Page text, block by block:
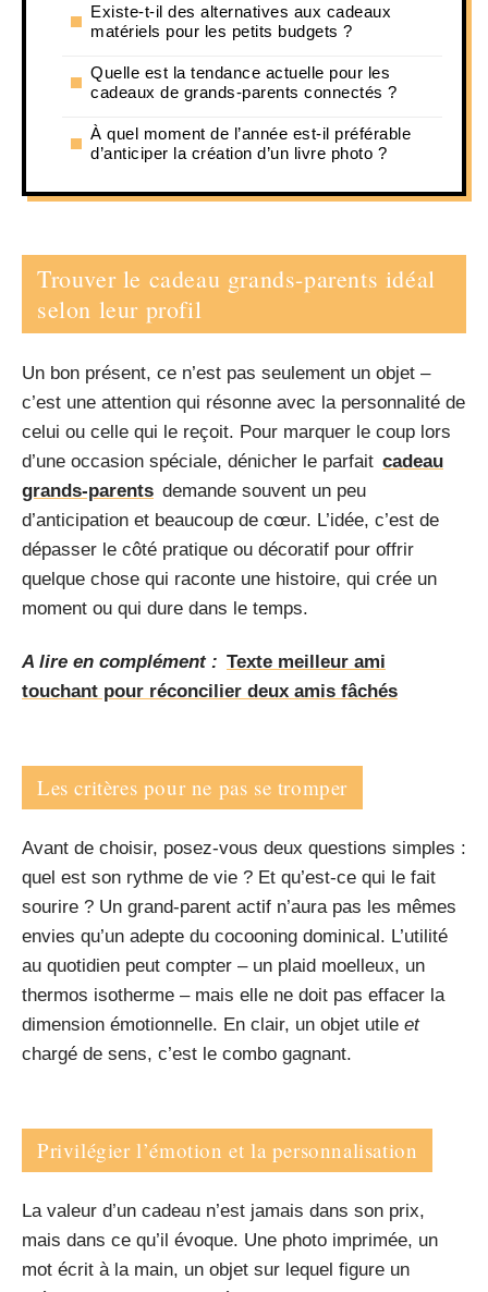
Existe-t-il des alternatives aux cadeaux
matériels pour les petits budgets ?
Quelle est la tendance actuelle pour les
cadeaux de grands-parents connectés ?
À quel moment de l’année est-il préférable
d’anticiper la création d’un livre photo ?
Trouver le cadeau grands-parents idéal
selon leur profil
Un bon présent, ce n’est pas seulement un objet –
c’est une attention qui résonne avec la personnalité de
celui ou celle qui le reçoit. Pour marquer le coup lors
d’une occasion spéciale, dénicher le parfait cadeau
grands-parents demande souvent un peu
d’anticipation et beaucoup de cœur. L’idée, c’est de
dépasser le côté pratique ou décoratif pour offrir
quelque chose qui raconte une histoire, qui crée un
moment ou qui dure dans le temps.
A lire en complément : Texte meilleur ami
touchant pour réconcilier deux amis fâchés
Les critères pour ne pas se tromper
Avant de choisir, posez-vous deux questions simples :
quel est son rythme de vie ? Et qu’est-ce qui le fait
sourire ? Un grand-parent actif n’aura pas les mêmes
envies qu’un adepte du cocooning dominical. L’utilité
au quotidien peut compter – un plaid moelleux, un
thermos isotherme – mais elle ne doit pas effacer la
dimension émotionnelle. En clair, un objet utile et
chargé de sens, c’est le combo gagnant.
Privilégier l’émotion et la personnalisation
La valeur d’un cadeau n’est jamais dans son prix,
mais dans ce qu’il évoque. Une photo imprimée, un
mot écrit à la main, un objet sur lequel figure un